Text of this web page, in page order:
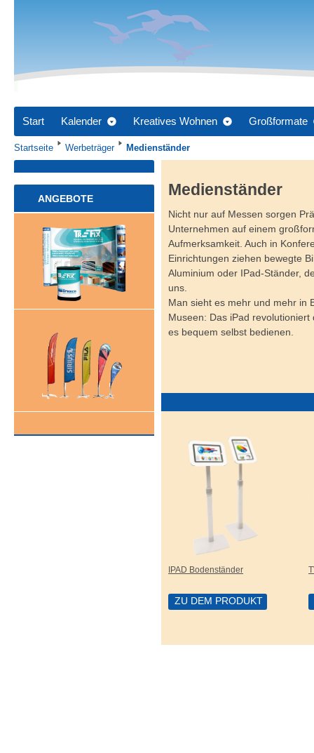
Start Kalender Kreatives Wohnen Großformate
Startseite Werbeträger Medienständer
ANGEBOTE Medienständer
Nicht nur auf Messen sorgen
Unternehmen auf einem
Aufmerksamkeit. Auch in
Einrichtungen ziehen bewegte
Aluminium oder IPad-Ständer,
uns.
Man sieht es mehr und mehr in
Museen: Das iPad
es bequem selbst bedienen.
IPAD Bodenständer
ZU DEM PRODUKT